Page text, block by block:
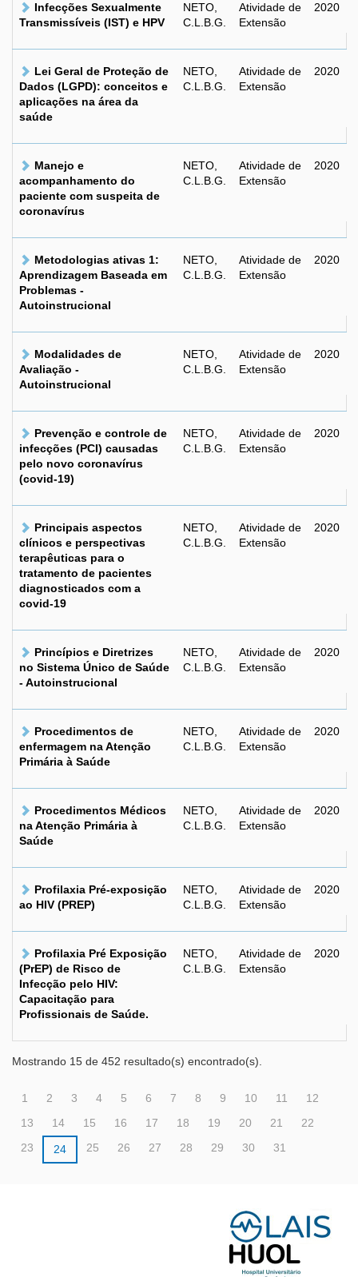
Infecções Sexualmente
Transmissíveis (IST) e HPV
NETO,
C.L.B.G.
Atividade de
Extensão
2020
Lei Geral de Proteção de
Dados (LGPD): conceitos e
aplicações na área da
saúde
NETO,
C.L.B.G.
Atividade de
Extensão
2020
Manejo e
acompanhamento do
paciente com suspeita de
coronavírus
NETO,
C.L.B.G.
Atividade de
Extensão
2020
Metodologias ativas 1:
Aprendizagem Baseada em
Problemas -
Autoinstrucional
NETO,
C.L.B.G.
Atividade de
Extensão
2020
Modalidades de
Avaliação -
Autoinstrucional
NETO,
C.L.B.G.
Atividade de
Extensão
2020
Prevenção e controle de
infecções (PCI) causadas
pelo novo coronavírus
(covid-19)
NETO,
C.L.B.G.
Atividade de
Extensão
2020
Principais aspectos
clínicos e perspectivas
terapêuticas para o
tratamento de pacientes
diagnosticados com a
covid-19
NETO,
C.L.B.G.
Atividade de
Extensão
2020
Princípios e Diretrizes
no Sistema Único de Saúde
- Autoinstrucional
NETO,
C.L.B.G.
Atividade de
Extensão
2020
Procedimentos de
enfermagem na Atenção
Primária à Saúde
NETO,
C.L.B.G.
Atividade de
Extensão
2020
Procedimentos Médicos
na Atenção Primária à
Saúde
NETO,
C.L.B.G.
Atividade de
Extensão
2020
Profilaxia Pré-exposição
ao HIV (PREP)
NETO,
C.L.B.G.
Atividade de
Extensão
2020
Profilaxia Pré Exposição
(PrEP) de Risco de
Infecção pelo HIV:
Capacitação para
Profissionais de Saúde.
NETO,
C.L.B.G.
Atividade de
Extensão
2020
Mostrando 15 de 452 resultado(s) encontrado(s).
1 2 3 4 5 6 7 8 9 10 11
12
13
14 15 16 17 18 19 20 21
22
23
24 25 26 27 28 29 30 31